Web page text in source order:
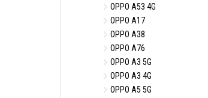
OPPO A53 4G
OPPO A17
OPPO A38
OPPO A76
OPPO A3 5G
OPPO A3 4G
OPPO A5 5G